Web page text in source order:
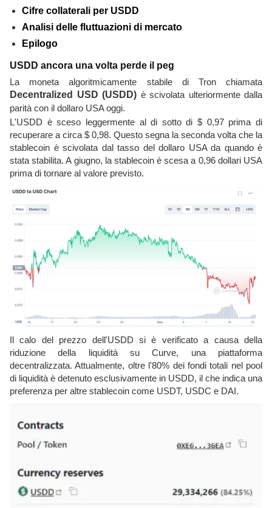
Cifre collaterali per USDD
Analisi delle fluttuazioni di mercato
Epilogo
USDD ancora una volta perde il peg
La moneta algoritmicamente stabile di Tron chiamata
Decentralized USD (USDD) è scivolata ulteriormente dalla
parità con il dollaro USA oggi.
L'USDD è sceso leggermente al di sotto di $ 0,97 prima di
recuperare a circa $ 0,98. Questo segna la seconda volta che la
stablecoin è scivolata dal tasso del dollaro USA da quando è
stata stabilita. A giugno, la stablecoin è scesa a 0,96 dollari USA
prima di tornare al valore previsto.
Il calo del prezzo dell'USDD si è verificato a causa della
riduzione della liquidità su Curve, una piattaforma
decentralizzata. Attualmente, oltre l'80% dei fondi totali nel pool
di liquidità è detenuto esclusivamente in USDD, il che indica una
preferenza per altre stablecoin come USDT, USDC e DAI.